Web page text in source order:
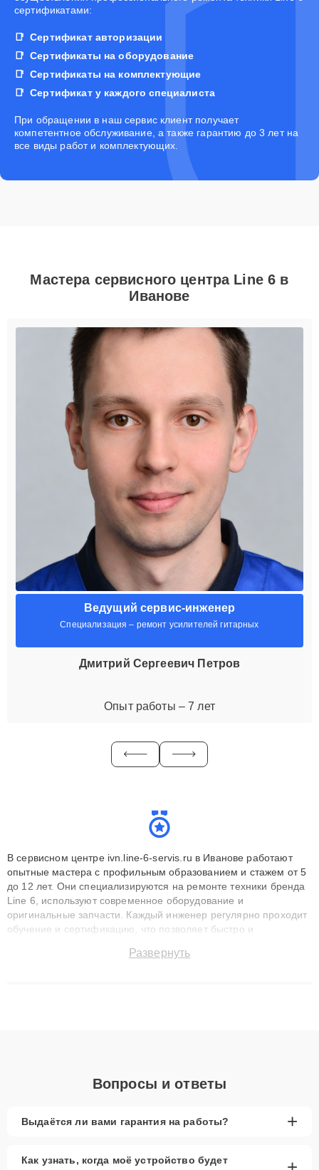
сертификатами:
Сертификат авторизации
Сертификаты на оборудование
Сертификаты на комплектующие
Сертификат у каждого специалиста
При обращении в наш сервис клиент получает
компетентное обслуживание, а также гарантию до 3 лет на
все виды работ и комплектующих.
Мастера сервисного центра Line 6 в
Иванове
Ведущий сервис-инженер
Специализация – ремонт усилителей гитарных
Дмитрий Сергеевич Петров
Опыт работы – 7 лет
В сервисном центре ivn.line-6-servis.ru в Иванове работают
опытные мастера с профильным образованием и стажем от 5
до 12 лет. Они специализируются на ремонте техники бренда
Line 6, используют современное оборудование и
оригинальные запчасти. Каждый инженер регулярно проходит
обучение и сертификацию, что позволяет быстро и
сохранением гарантии до 3 лет. Наши мастера решают
Развернуть
Вопросы и ответы
Выдаётся ли вами гарантия на работы? +
Как узнать, когда моё устройство будет